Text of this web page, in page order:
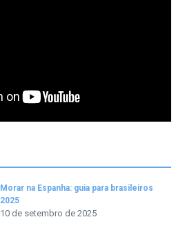
Morar na Espanha: guia para brasileiros
2025
10 de setembro de 2025